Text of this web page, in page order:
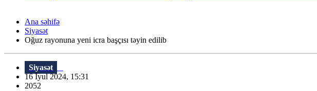
Ana səhifə
Siyasət
Oğuz rayonuna yeni icra başçısı təyin edilib
Siyasət
16 İyul 2024, 15:31
2052